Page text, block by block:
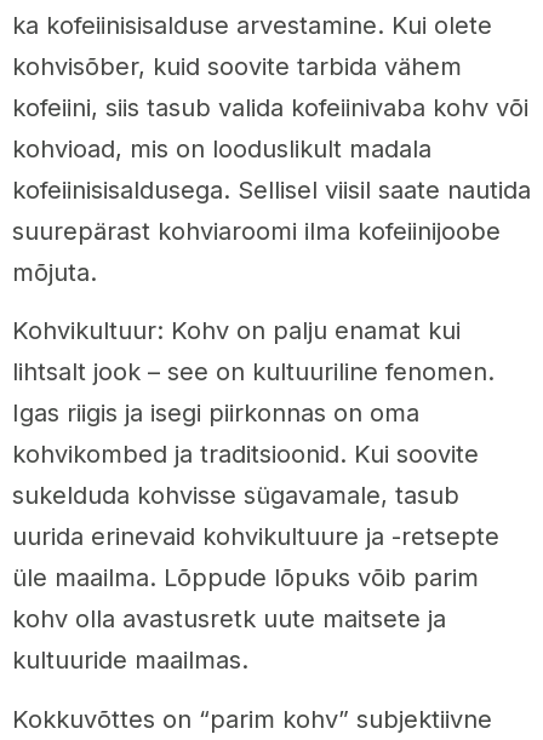
ka kofeiinisisalduse arvestamine. Kui olete
kohvisõber, kuid soovite tarbida vähem
kofeiini, siis tasub valida kofeiinivaba kohv või
kohvioad, mis on looduslikult madala
kofeiinisisaldusega. Sellisel viisil saate nautida
suurepärast kohviaroomi ilma kofeiinijoobe
mõjuta.
Kohvikultuur: Kohv on palju enamat kui
lihtsalt jook – see on kultuuriline fenomen.
Igas riigis ja isegi piirkonnas on oma
kohvikombed ja traditsioonid. Kui soovite
sukelduda kohvisse sügavamale, tasub
uurida erinevaid kohvikultuure ja -retsepte
üle maailma. Lõppude lõpuks võib parim
kohv olla avastusretk uute maitsete ja
kultuuride maailmas.
Kokkuvõttes on “parim kohv” subjektiivne